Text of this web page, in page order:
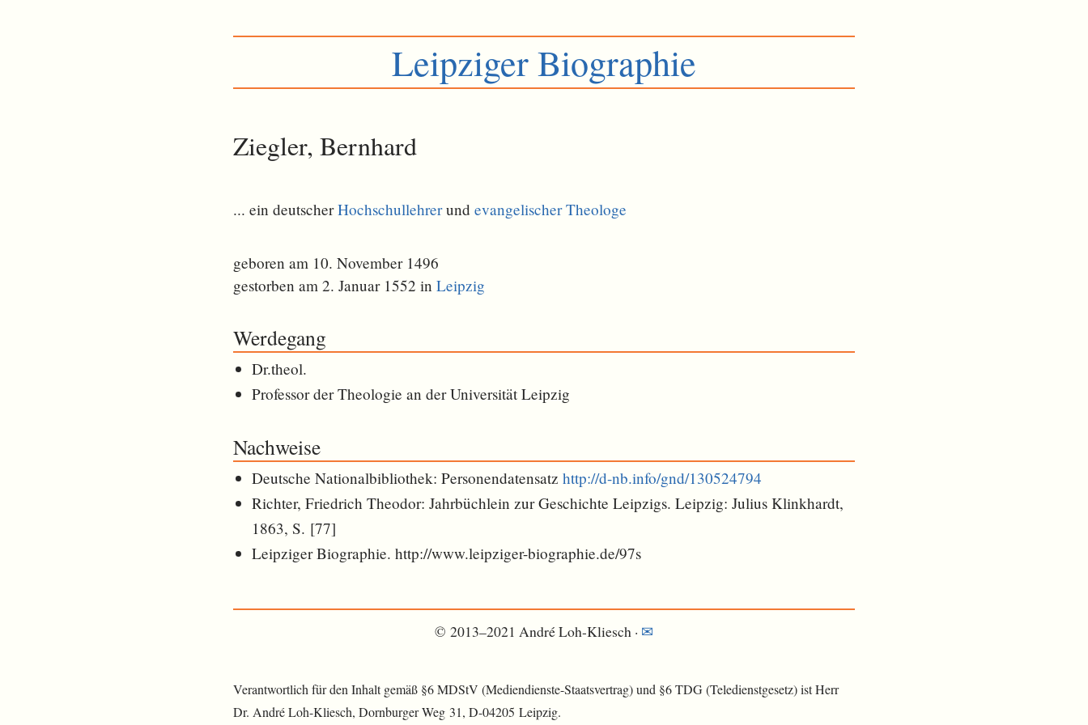
Leipziger Biographie
Ziegler, Bernhard
... ein deutscherHochschullehrerund evangelischer Theologe
geboren am 10. November 1496
gestorben am 2. Januar 1552 in Leipzig
Werdegang
Dr.theol.
Professor der Theologie an der Universität Leipzig
Nachweise
Deutsche Nationalbibliothek: Personendatensatzhttp://d-nb.info/gnd/130524794
Richter, Friedrich Theodor: Jahrbüchlein zur Geschichte Leipzigs. Leipzig: Julius Klinkhardt,
1863, S. [77]
Leipziger Biographie. http://www.leipziger-biographie.de/97s
© 2013–2021 André Loh-Kliesch · ✉︎
Verantwortlich für den Inhalt gemäß §6 MDStV (Mediendienste-Staatsvertrag) und §6 TDG (Teledienstgesetz) ist Herr
Dr. André Loh-Kliesch, Dornburger Weg 31, D-04205 Leipzig.